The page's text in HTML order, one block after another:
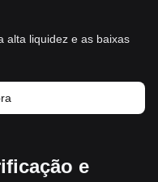
alta liquidez e as baixas
e